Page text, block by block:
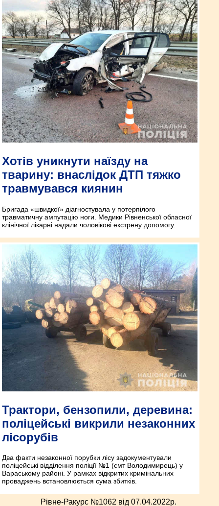
Хотів уникнути наїзду на
тварину: внаслідок ДТП тяжко
травмувався киянин
Бригада «швидкої» діагностувала у потерпілого
травматичну ампутацію ноги. Медики Рівненської обласної
клінічної лікарні надали чоловікові екстрену допомогу.
Трактори, бензопили, деревина:
поліцейські викрили незаконних
лісорубів
Два факти незаконної порубки лісу задокументували
поліцейські відділення поліції №1 (смт Володимирець) у
Вараському районі. У рамках відкритих кримінальних
проваджень встановлюється сума збитків.
Рівне-Ракурс №1062 від 07.04.2022p.